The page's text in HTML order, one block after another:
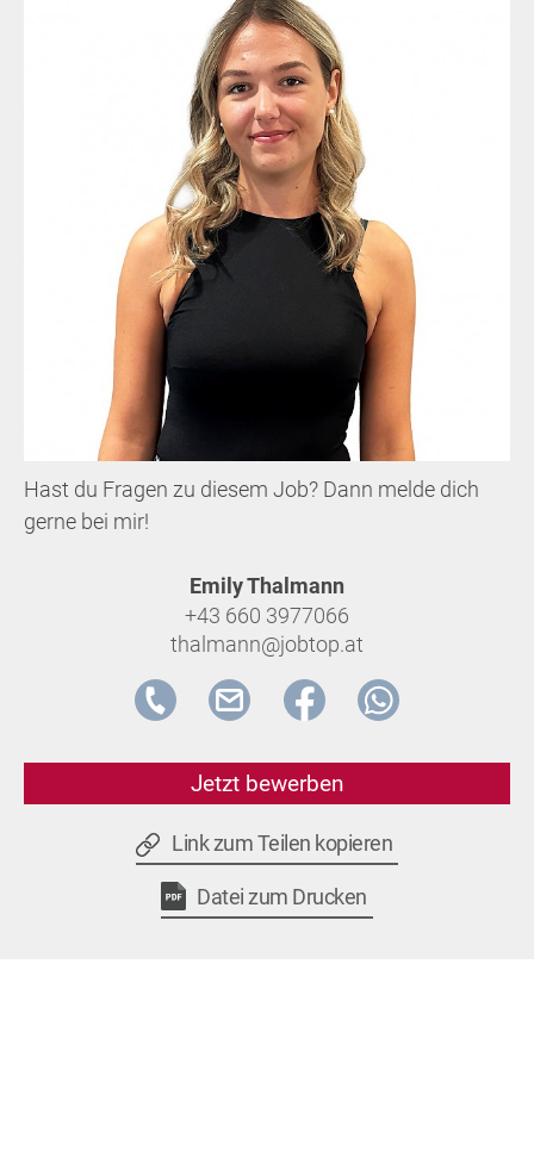
Hast du Fragen zu diesem Job? Dann melde dich
gerne bei mir!
Emily Thalmann
+43 660 3977066
thalmann@jobtop.at
Jetzt bewerben
Link zum Teilen kopieren
Datei zum Drucken